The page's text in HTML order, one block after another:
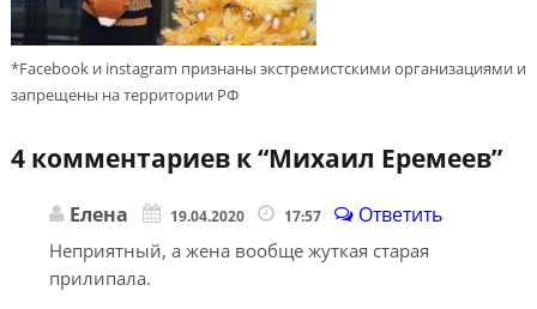
*Facebook и instagram признаны экстремистскими организациями и
запрещены на территории РФ
4 комментариев к “Михаил Еремеев”
Елена 19.04.2020 17:57 Ответить
Неприятный, а жена вообще жуткая старая
прилипала.